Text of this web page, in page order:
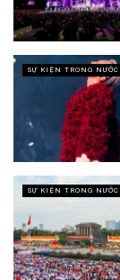
SỰ KIỆN TRONG NƯỚC
SỰ KIỆN TRONG NƯỚC